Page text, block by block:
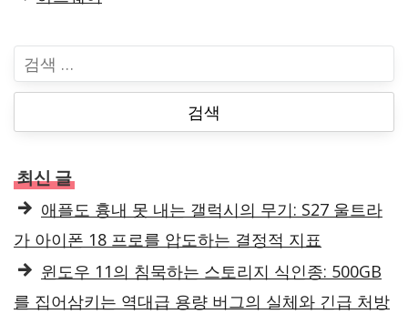
검
색
최신 글
애플도 흉내 못 내는 갤럭시의 무기: S27 울트라
가 아이폰 18 프로를 압도하는 결정적 지표
윈도우 11의 침묵하는 스토리지 식인종: 500GB
를 집어삼키는 역대급 용량 버그의 실체와 긴급 처방